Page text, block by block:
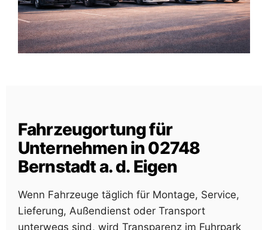
Fahrzeugortung für
Unternehmen in 02748
Bernstadt a. d. Eigen
Wenn Fahrzeuge täglich für Montage, Service,
Lieferung, Außendienst oder Transport
unterwegs sind, wird Transparenz im Fuhrpark